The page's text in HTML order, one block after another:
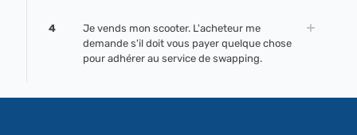
4
Je vends mon scooter. L'acheteur me
demande s'il doit vous payer quelque chose
pour adhérer au service de swapping.